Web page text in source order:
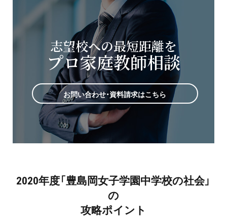
志望校への最短距離を
プロ家庭教師相談
お問い合わせ・資料請求はこちら
2020年度「豊島岡女子学園中学校の社会」
の
攻略ポイント